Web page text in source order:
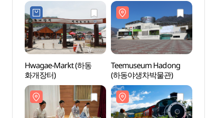
Hwagae-Markt (하동
화개장터)
Teemuseum Hadong
(하동야생차박물관)